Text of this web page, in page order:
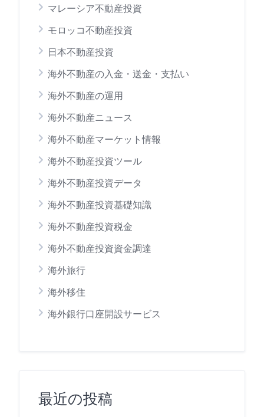
マレーシア不動産投資
モロッコ不動産投資
日本不動産投資
海外不動産の入金・送金・支払い
海外不動産の運用
海外不動産ニュース
海外不動産マーケット情報
海外不動産投資ツール
海外不動産投資データ
海外不動産投資基礎知識
海外不動産投資税金
海外不動産投資資金調達
海外旅行
海外移住
海外銀行口座開設サービス
最近の投稿